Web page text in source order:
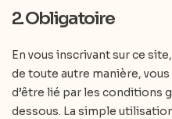
2. Obligatoire
En vous inscrivant sur ce
de toute autre manière,
d’être lié par les conditions
dessous. La simple